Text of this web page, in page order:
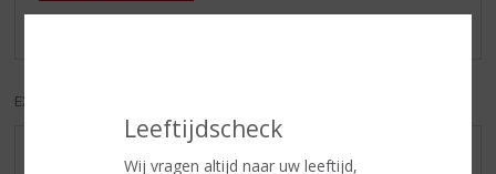
Leeftijdscheck
Wij vragen altijd naar uw leeftijd,
EXCL. BTW
AANBIEDINGEN